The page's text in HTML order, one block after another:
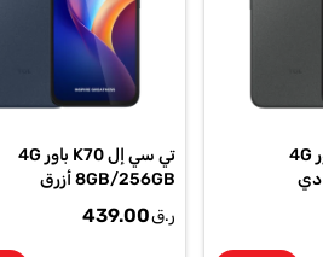
تي سي إل K70 باور 4G
تي سي إل K70 باور 4G
8GB/256GB أزرق
ر.ق439.00